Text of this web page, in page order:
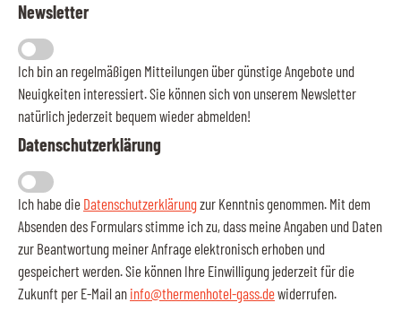
Newsletter
Ich bin an regelmäßigen Mitteilungen über günstige Angebote und
Neuigkeiten interessiert. Sie können sich von unserem Newsletter
natürlich jederzeit bequem wieder abmelden!
Datenschutzerklärung
Ich habe die Datenschutzerklärungzur Kenntnis genommen. Mit dem
Absenden des Formulars stimme ich zu, dass meine Angaben und Daten
zur Beantwortung meiner Anfrage elektronisch erhoben und
gespeichert werden. Sie können Ihre Einwilligung jederzeit für die
Zukunft per E-Mail an info@thermenhotel-gass.dewiderrufen.